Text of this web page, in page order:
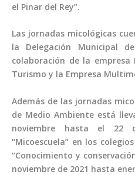
el Pinar del Rey”.
Las jornadas micológicas
la Delegación Municipal
colaboración de la empresa
Turismo y la Empresa
Además de las jornadas
de Medio Ambiente está
noviembre hasta el 22
“Micoescuela” en los
“Conocimiento y
noviembre de 2021 hasta